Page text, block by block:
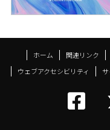
ホーム 関連リンク
ウェブアクセシビリティ